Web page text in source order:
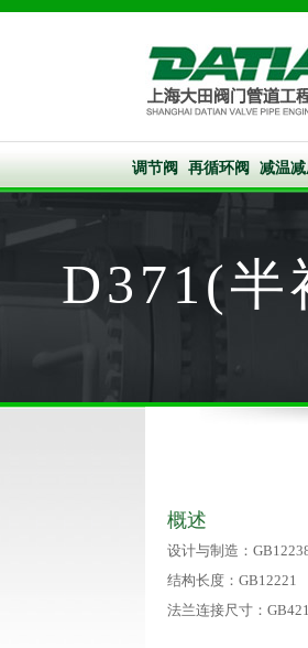
调节阀 再循环阀 减温
D371(半
概述
设计与制造：
结构长度：GB12221
法兰连接尺寸：